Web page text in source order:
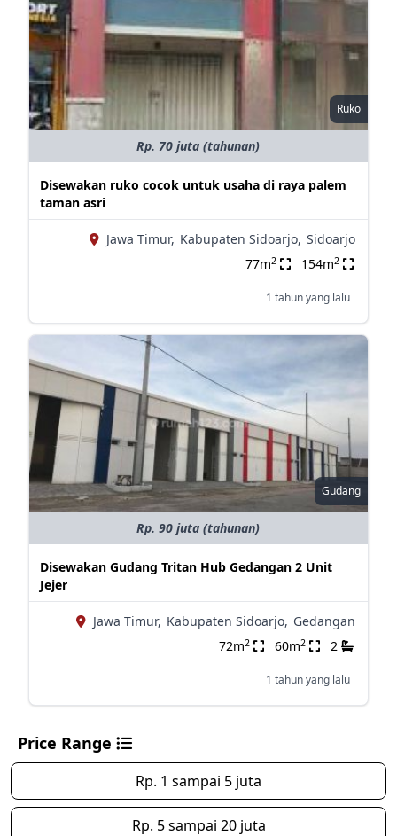
Ruko
Rp. 70 juta (tahunan)
Disewakan ruko cocok untuk usaha di raya palem
taman asri
Jawa Timur, Kabupaten Sidoarjo, Sidoarjo
77m2 154m2
1 tahun yang lalu
Gudang
Rp. 90 juta (tahunan)
Disewakan Gudang Tritan Hub Gedangan 2 Unit
Jejer
Jawa Timur, Kabupaten Sidoarjo, Gedangan
72m2 60m2 2
1 tahun yang lalu
Price Range
Rp. 1 sampai 5 juta
Rp. 5 sampai 20 juta